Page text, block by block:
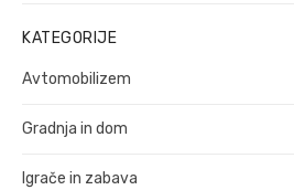
KATEGORIJE
Avtomobilizem
Gradnja in dom
Igrače in zabava